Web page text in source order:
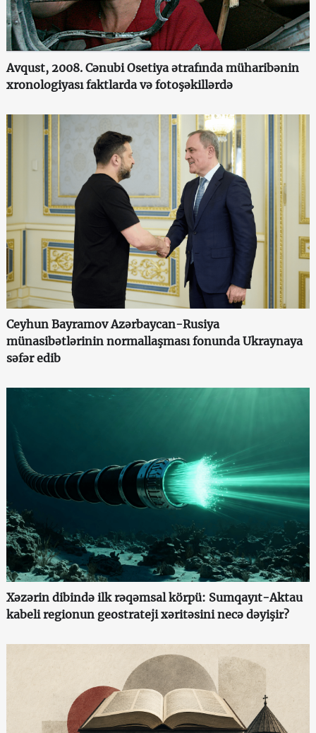
Avqust, 2008. Cənubi Osetiya ətrafında müharibənin
xronologiyası faktlarda və fotoşəkillərdə
Ceyhun Bayramov Azərbaycan-Rusiya
münasibətlərinin normallaşması fonunda Ukraynaya
səfər edib
Xəzərin dibində ilk rəqəmsal körpü: Sumqayıt-Aktau
kabeli regionun geostrateji xəritəsini necə dəyişir?